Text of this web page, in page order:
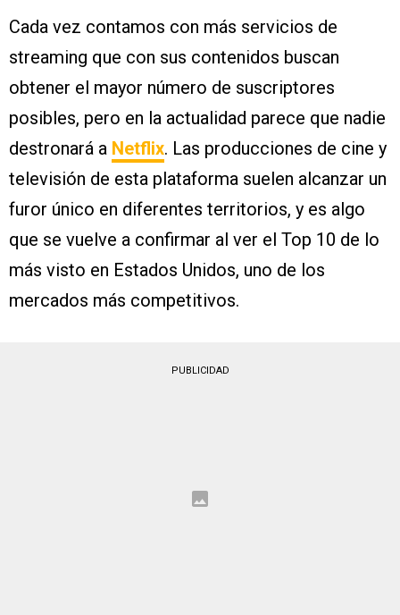
Cada vez contamos con más servicios de
streaming que con sus contenidos buscan
obtener el mayor número de suscriptores
posibles, pero en la actualidad parece que nadie
destronará a Netflix. Las producciones de cine y
televisión de esta plataforma suelen alcanzar un
furor único en diferentes territorios, y es algo
que se vuelve a confirmar al ver el Top 10 de lo
más visto en Estados Unidos, uno de los
mercados más competitivos.
PUBLICIDAD